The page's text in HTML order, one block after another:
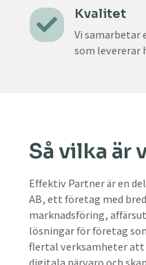

Kvalitet
Vi samarbetar
som levererar
Så vilka är
Effektiv Partner är en
AB, ett företag med
marknadsföring,
lösningar för företag
flertal verksamheter att